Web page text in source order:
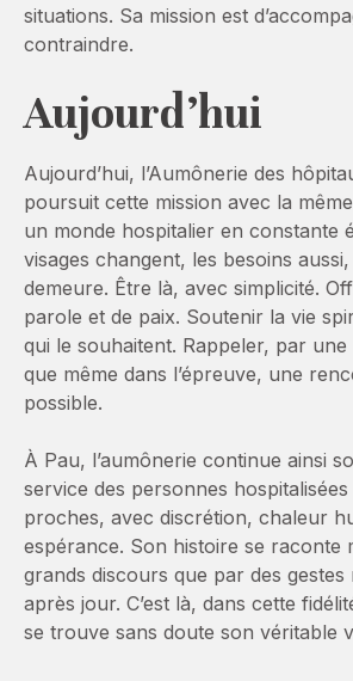
situations. Sa mission est
contraindre.
Aujourd’hui
Aujourd’hui, l’Aumônerie des
poursuit cette mission avec la
un monde hospitalier en constante
visages changent, les besoins aussi,
demeure. Être là, avec simplicité.
parole et de paix. Soutenir la vie
qui le souhaitent. Rappeler, par
que même dans l’épreuve, une
possible.
À Pau, l’aumônerie continue ainsi
service des personnes
proches, avec discrétion, chaleur
espérance. Son histoire se raconte
grands discours que par des
après jour. C’est là, dans cette
se trouve sans doute son véritable